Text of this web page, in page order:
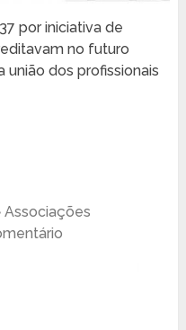
por iniciativa de
no futuro
união dos profissionais
Associações